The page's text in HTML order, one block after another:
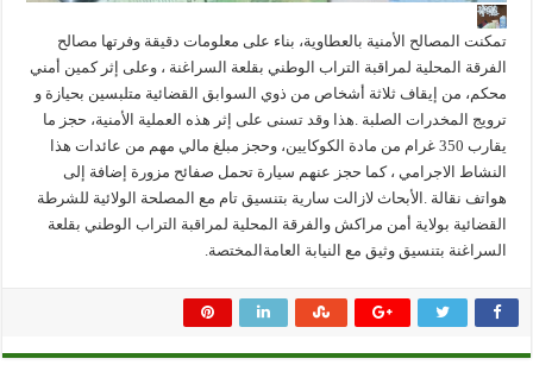
تمكنت المصالح الأمنية بالعطاوية، بناء على معلومات دقيقة وفرتها مصالح
الفرقة المحلية لمراقبة التراب الوطني بقلعة السراغنة ، وعلى إثر كمين أمني
محكم، من إيقاف ثلاثة أشخاص من ذوي السوابق القضائية متلبسين بحيازة و
ترويج المخدرات الصلبة .هذا وقد تسنى على إثر هذه العملية الأمنية، حجز ما
يقارب 350 غرام من مادة الكوكايين، وحجز مبلغ مالي مهم من عائدات هذا
النشاط الاجرامي ، كما حجز عنهم سيارة تحمل صفائح مزورة إضافة إلى
هواتف نقالة .الأبحاث لازالت سارية بتنسيق تام مع المصلحة الولائية للشرطة
القضائية بولاية أمن مراكش والفرقة المحلية لمراقبة التراب الوطني بقلعة
السراغنة بتنسيق وثيق مع النيابة العامةالمختصة.